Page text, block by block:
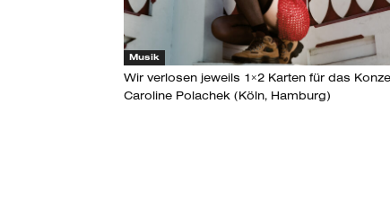
Musik
Wir verlosen jeweils 1×2 Karten für das
Caroline Polachek (Köln, Hamburg)